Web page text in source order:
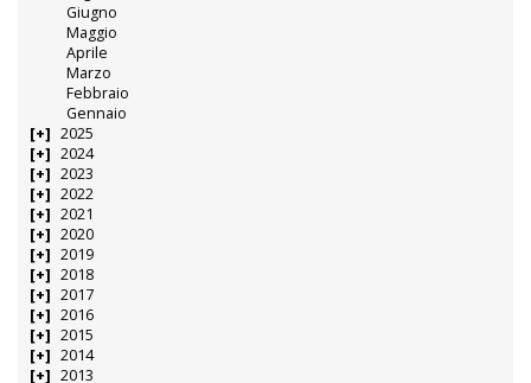
Giugno
Maggio
Aprile
Marzo
Febbraio
Gennaio
2025
2024
2023
2022
2021
2020
2019
2018
2017
2016
2015
2014
2013